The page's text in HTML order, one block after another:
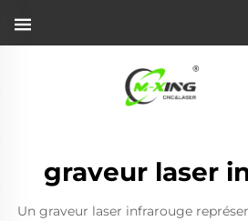
graveur laser
Un graveur laser infrarouge